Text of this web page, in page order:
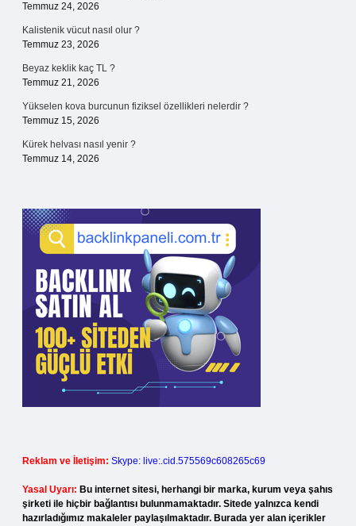
Temmuz 24, 2026
Kalistenik vücut nasıl olur ?
Temmuz 23, 2026
Beyaz keklik kaç TL ?
Temmuz 21, 2026
Yükselen kova burcunun fiziksel özellikleri nelerdir ?
Temmuz 15, 2026
Kürek helvası nasıl yenir ?
Temmuz 14, 2026
Reklam ve İletişim: Skype: live:.cid.575569c608265c69
Yasal Uyarı: Bu internet sitesi, herhangi bir marka, kurum veya şahıs
şirketi ile hiçbir bağlantısı bulunmamaktadır. Sitede yalnızca kendi
hazırladığımız makaleler paylaşılmaktadır. Burada yer alan içerikler